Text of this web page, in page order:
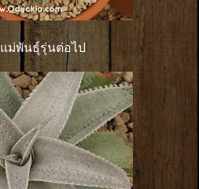
ม่พันธุ์รุ่นต่อไป